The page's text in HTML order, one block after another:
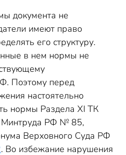
документа не
имеют право
его структуру.
в нем нормы не
Поэтому перед
настоятельно
нормы Раздела XI ТК
Минтруда РФ № 85,
Верховного Суда РФ
. Во избежание нарушения